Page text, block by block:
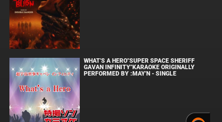
WHAT'S A HERO"SUPER SPACE SHERIFF
GAVAN INFINITY"KARAOKE ORIGINALLY
PERFORMED BY :MAY'N - SINGLE